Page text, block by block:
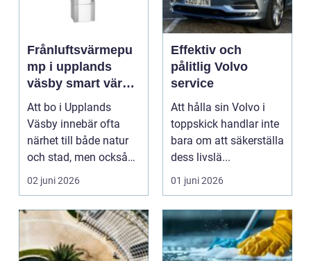
Frånluftsvärmepu
mp i upplands
väsby smart värme
för villor och
radhus
Att bo i Upplands
Väsby innebär ofta
närhet till både natur
och stad, men också
ett behov av en tryg...
02 juni 2026
Effektiv och
pålitlig Volvo
service
Att hålla sin Volvo i
toppskick handlar inte
bara om att säkerställa
dess livslä...
01 juni 2026